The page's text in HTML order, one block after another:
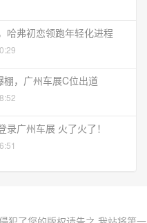
哈弗初恋领跑年轻化进程
棚，广州车展C位出道
录广州车展 火了火了！